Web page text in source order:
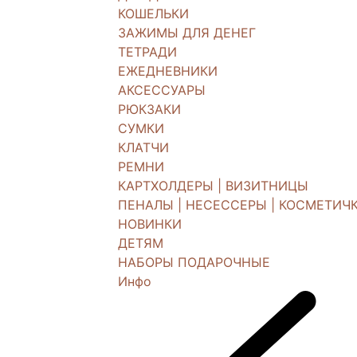
КОШЕЛЬКИ
ЗАЖИМЫ ДЛЯ ДЕНЕГ
ТЕТРАДИ
ЕЖЕДНЕВНИКИ
АКСЕССУАРЫ
РЮКЗАКИ
СУМКИ
КЛАТЧИ
РЕМНИ
КАРТХОЛДЕРЫ | ВИЗИТНИЦЫ
ПЕНАЛЫ | НЕСЕССЕРЫ |
НОВИНКИ
ДЕТЯМ
НАБОРЫ ПОДАРОЧНЫЕ
Инфо